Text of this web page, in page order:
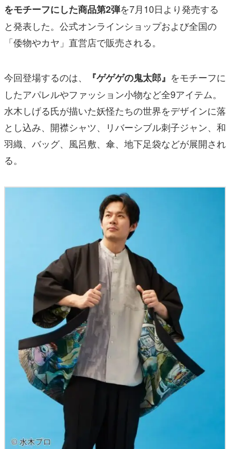
その他
電ファミニコゲーマーとは？
をモチーフにした商品第2弾を7月10日より発売する
と発表した。公式オンラインショップおよび全国の
「倭物やカヤ」直営店で販売される。
今回登場するのは、 『ゲゲゲの鬼太郎』 をモチーフに
したアパレルやファッション小物など全9アイテム。
水木しげる氏が描いた妖怪たちの世界をデザインに落
とし込み、開襟シャツ、リバーシブル刺子ジャン、和
羽織、バッグ、風呂敷、傘、地下足袋などが展開され
る。